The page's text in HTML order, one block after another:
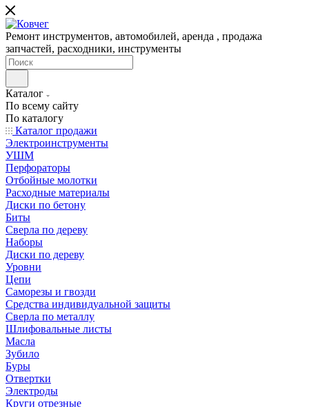
Ремонт инструментов, автомобилей, аренда , продажа
запчастей, расходники, инструменты
Каталог
По всему сайту
По каталогу
Каталог продажи
Электроинструменты
УШМ
Перфораторы
Отбойные молотки
Расходные материалы
Диски по бетону
Биты
Сверла по дереву
Наборы
Диски по дереву
Уровни
Цепи
Саморезы и гвозди
Средства индивидуальной защиты
Сверла по металлу
Шлифовальные листы
Масла
Зубило
Буры
Отвертки
Электроды
Круги отрезные